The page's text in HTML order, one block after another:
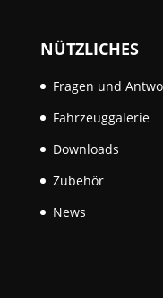
NÜTZLICHES
Fragen und
Fahrzeuggalerie
Downloads
Zubehör
News